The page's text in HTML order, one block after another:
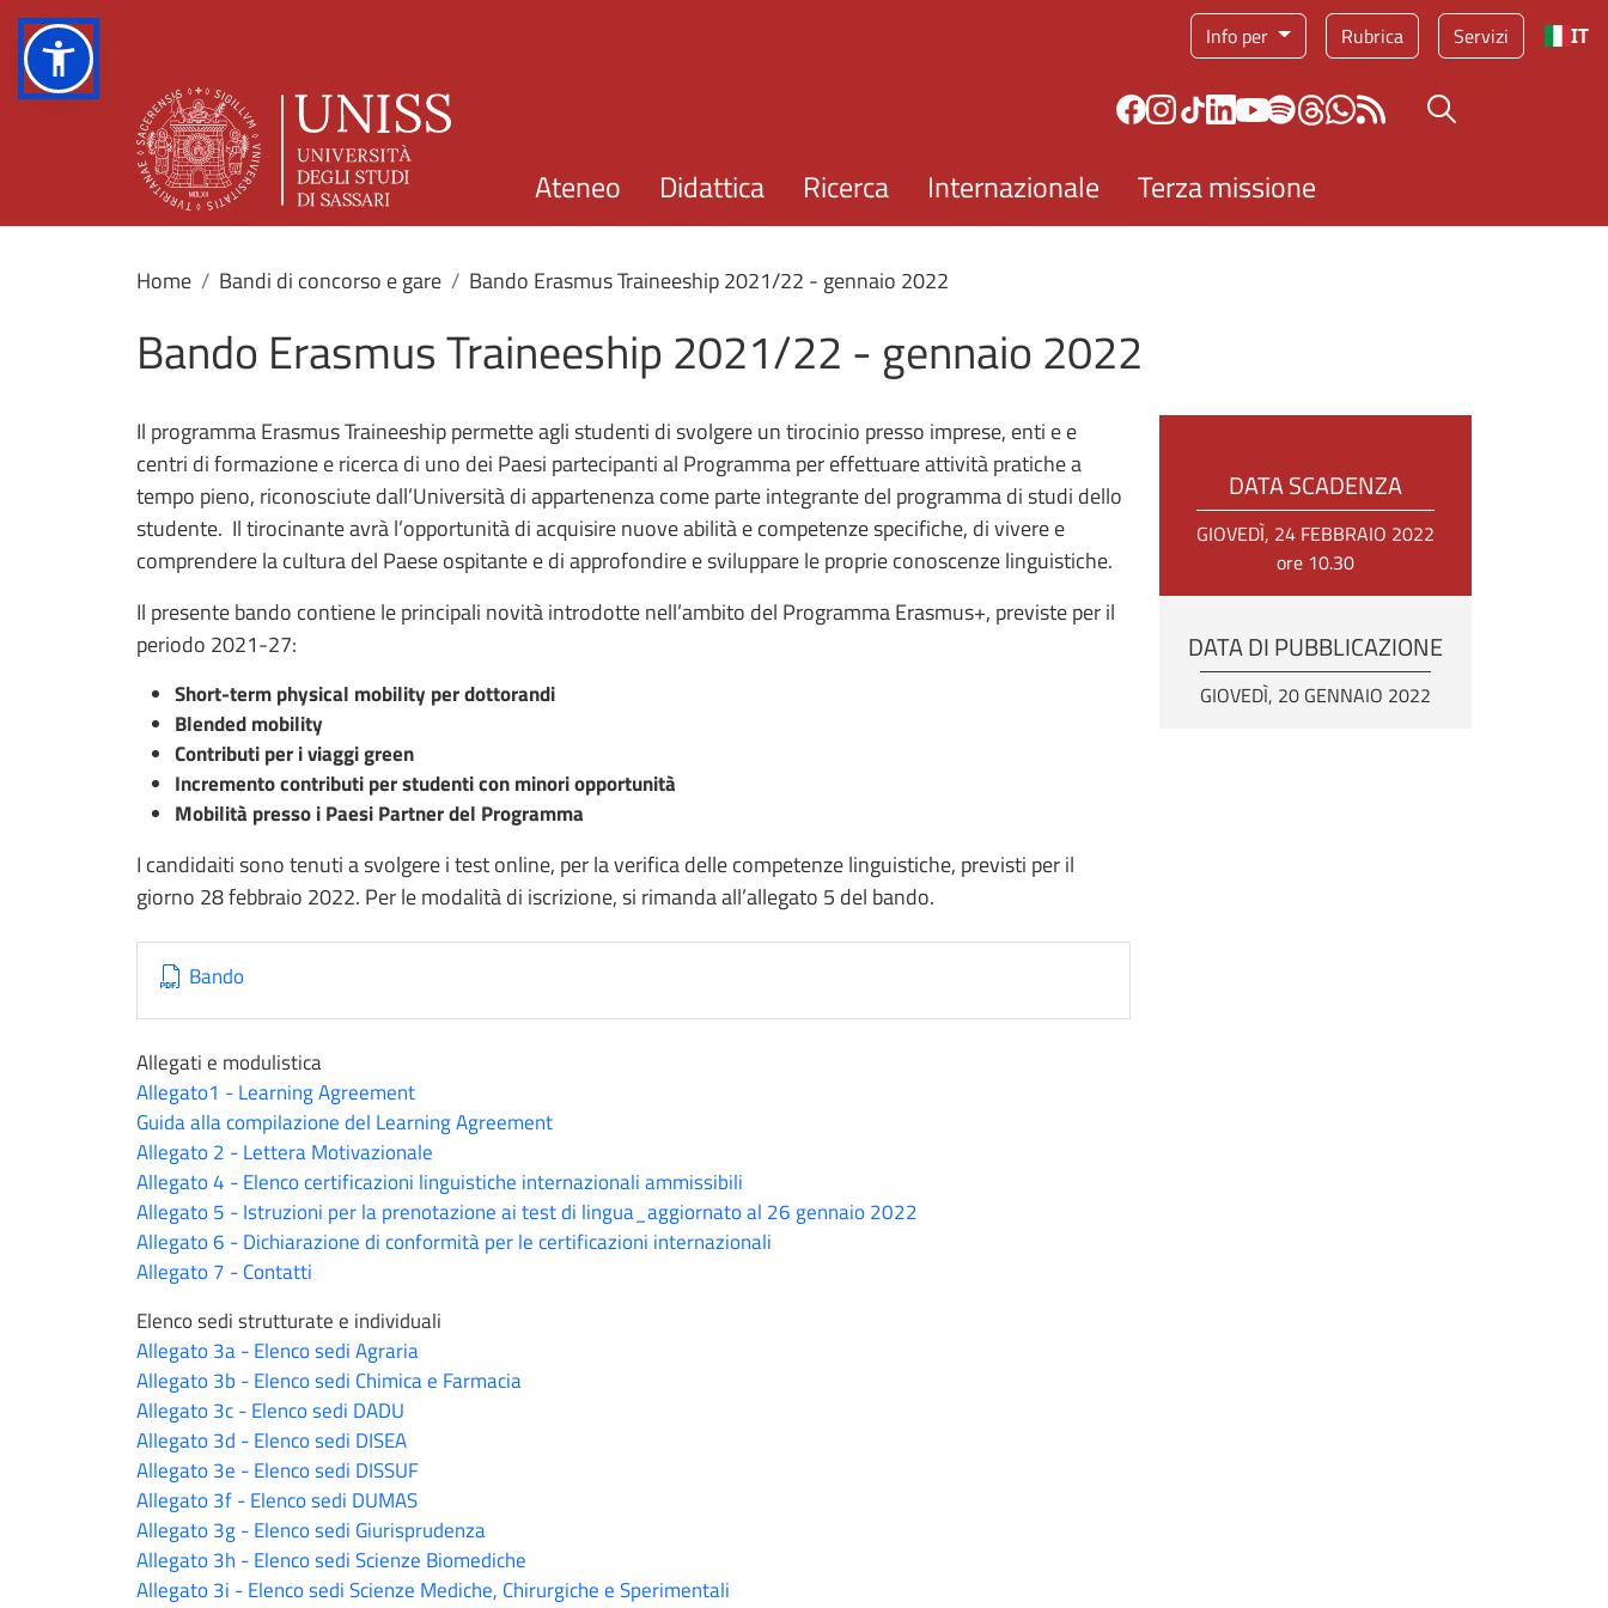
Info per Rubrica Servizi IT
Bottone cerca
Ateneo Didattica Ricerca Internazionale Terza missione
Home Bandi di concorso e gare Bando Erasmus Traineeship 2021/22 - gennaio 2022
Bando Erasmus Traineeship 2021/22 - gennaio 2022
Il programma Erasmus Traineeship permette agli studenti di svolgere un tirocinio presso imprese, enti e e
centri di formazione e ricerca di uno dei Paesi partecipanti al Programma per effettuare attività pratiche a
tempo pieno, riconosciute dall’Università di appartenenza come parte integrante del programma di studi dello
studente. Il tirocinante avrà l’opportunità di acquisire nuove abilità e competenze specifiche, di vivere e
comprendere la cultura del Paese ospitante e di approfondire e sviluppare le proprie conoscenze linguistiche.
Il presente bando contiene le principali novità introdotte nell’ambito del Programma Erasmus+, previste per il
periodo 2021-27:
Short-term physical mobility per dottorandi
Blended mobility
Contributi per i viaggi green
Incremento contributi per studenti con minori opportunità
Mobilità presso i Paesi Partner del Programma
I candidaiti sono tenuti a svolgere i test online, per la verifica delle competenze linguistiche, previsti per il
giorno 28 febbraio 2022. Per le modalità di iscrizione, si rimanda all’allegato 5 del bando.
Bando
Allegati e modulistica
Allegato1 - Learning Agreement
Guida alla compilazione del Learning Agreement
Allegato 2 - Lettera Motivazionale
Allegato 4 - Elenco certificazioni linguistiche internazionali ammissibili
Allegato 5 - Istruzioni per la prenotazione ai test di lingua_aggiornato al 26 gennaio 2022
Allegato 6 - Dichiarazione di conformità per le certificazioni internazionali
Allegato 7 - Contatti
Elenco sedi strutturate e individuali
Allegato 3a - Elenco sedi Agraria
Allegato 3b - Elenco sedi Chimica e Farmacia
Allegato 3c - Elenco sedi DADU
Allegato 3d - Elenco sedi DISEA
Allegato 3e - Elenco sedi DISSUF
Allegato 3f - Elenco sedi DUMAS
Allegato 3g - Elenco sedi Giurisprudenza
Allegato 3h - Elenco sedi Scienze Biomediche
Allegato 3i - Elenco sedi Scienze Mediche, Chirurgiche e Sperimentali
DATA SCADENZA
GIOVEDÌ, 24 FEBBRAIO 2022
ore 10.30
DATA DI PUBBLICAZIONE
GIOVEDÌ, 20 GENNAIO 2022